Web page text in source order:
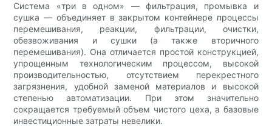
Система «три в одном» — фильтрация, промывка и
сушка — объединяет в закрытом контейнере процессы
перемешивания, реакции, фильтрации, очистки,
обезвоживания и сушки (а также вторичного
перемешивания). Она отличается простой конструкцией,
упрощенным технологическим процессом, высокой
производительностью, отсутствием перекрестного
загрязнения, удобной заменой материалов и высокой
степенью автоматизации. При этом значительно
сокращается требуемый объем чистого цеха, а базовые
инвестиционные затраты невелики.